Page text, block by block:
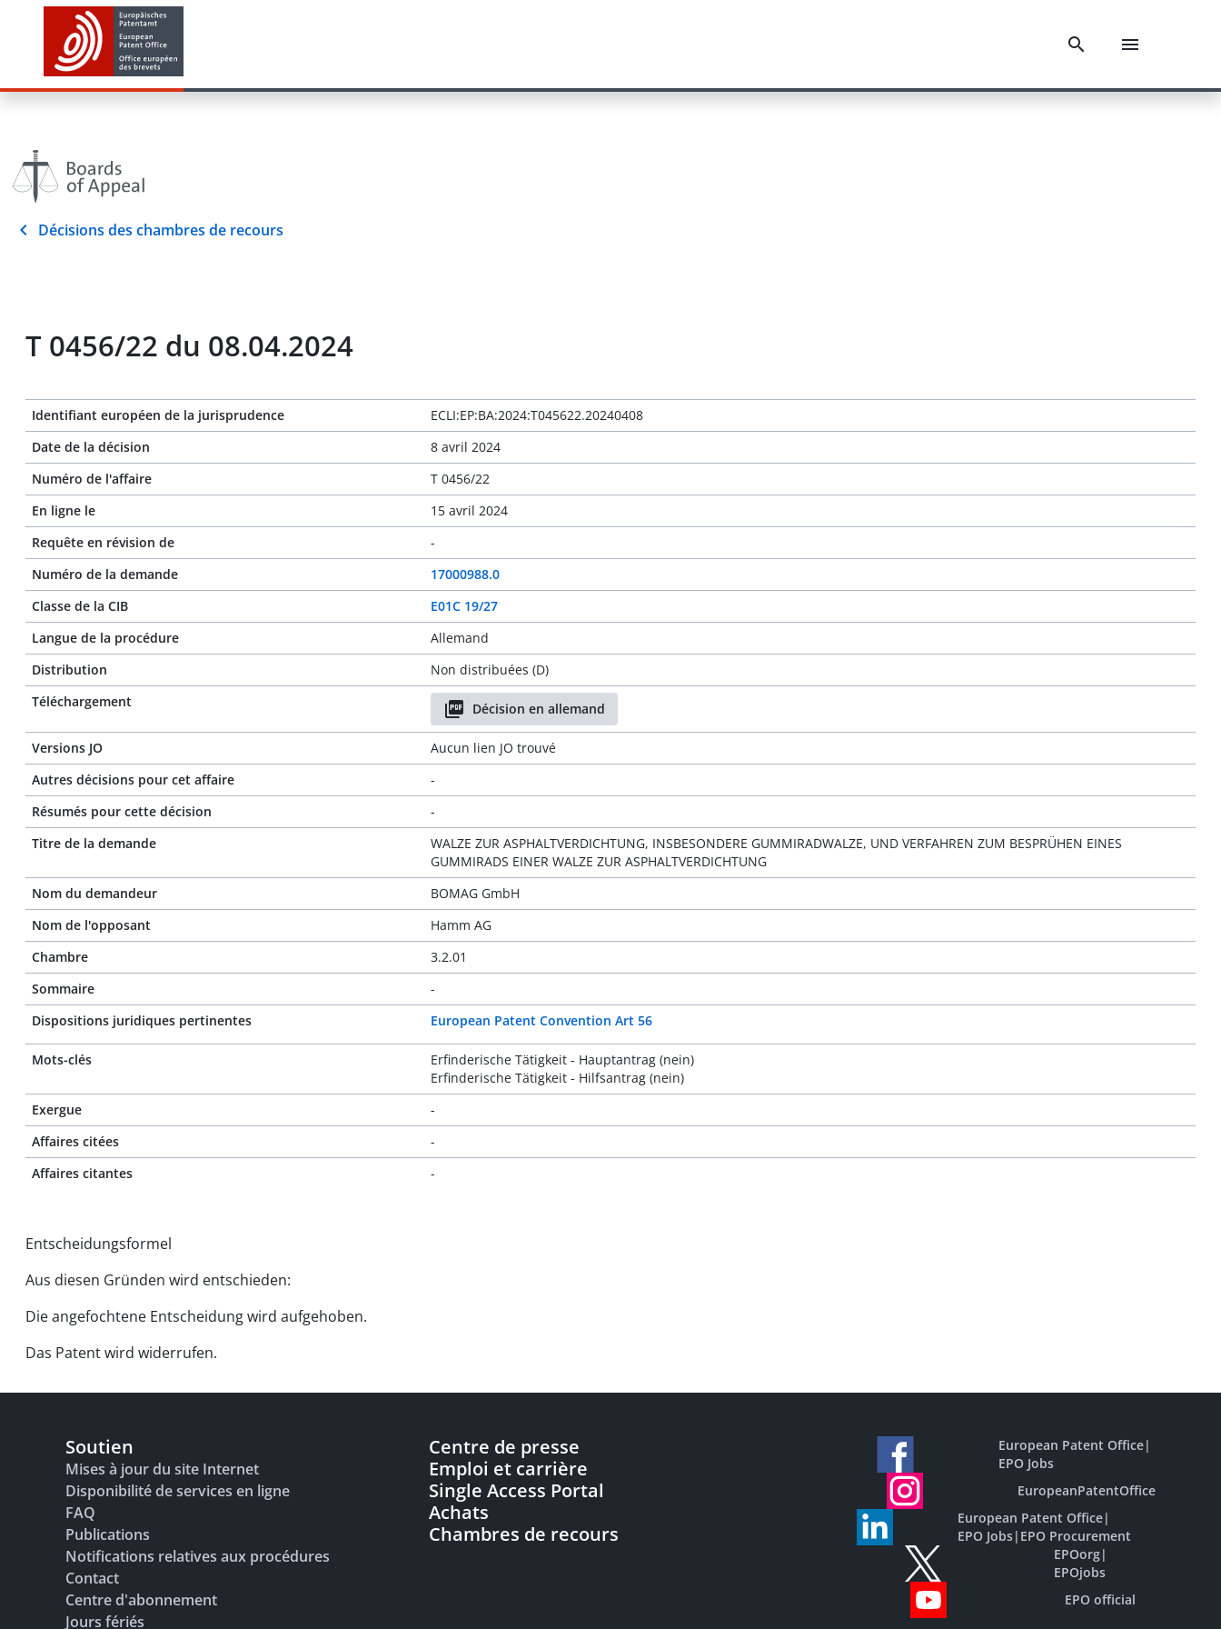
Décisions des chambres de recours
T 0456/22 du 08.04.2024
Identifiant européen de la jurisprudence
ECLI:EP:BA:2024:T045622.20240408
Date de la décision
8 avril 2024
Numéro de l'affaire
T 0456/22
En ligne le
15 avril 2024
Requête en révision de
-
Numéro de la demande
17000988.0
Classe de la CIB
E01C 19/27
Langue de la procédure
Allemand
Distribution
Non distribuées (D)
Téléchargement
Décision en allemand
Versions JO
Aucun lien JO trouvé
Autres décisions pour cet affaire
-
Résumés pour cette décision
-
Titre de la demande
WALZE ZUR ASPHALTVERDICHTUNG, INSBESONDERE GUMMIRADWALZE, UND VERFAHREN ZUM BESPRÜHEN EINES
GUMMIRADS EINER WALZE ZUR ASPHALTVERDICHTUNG
Nom du demandeur
BOMAG GmbH
Nom de l'opposant
Hamm AG
Chambre
3.2.01
Sommaire
-
Dispositions juridiques pertinentes
European Patent Convention Art 56
Mots-clés
Erfinderische Tätigkeit - Hauptantrag (nein)
Erfinderische Tätigkeit - Hilfsantrag (nein)
Exergue
-
Affaires citées
-
Affaires citantes
-
Entscheidungsformel
Aus diesen Gründen wird entschieden:
Die angefochtene Entscheidung wird aufgehoben.
Das Patent wird widerrufen.
Soutien
Mises à jour du site Internet
Disponibilité de services en ligne
FAQ
Publications
Notifications relatives aux procédures
Contact
Centre d'abonnement
Jours fériés
Centre de presse
Emploi et carrière
Single Access Portal
Achats
Chambres de recours
European Patent Office|
EPO Jobs
EuropeanPatentOffice
European Patent Office|
EPO Jobs| EPO Procurement
EPOorg|
EPOjobs
EPO official